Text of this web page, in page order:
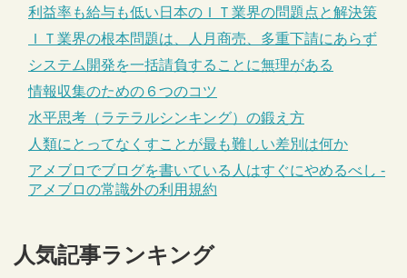
利益率も給与も低い日本のＩＴ業界の問題点と解決策
ＩＴ業界の根本問題は、人月商売、多重下請にあらず
システム開発を一括請負することに無理がある
情報収集のための６つのコツ
水平思考（ラテラルシンキング）の鍛え方
人類にとってなくすことが最も難しい差別は何か
アメブロでブログを書いている人はすぐにやめるべし -
アメブロの常識外の利用規約
人気記事ランキング